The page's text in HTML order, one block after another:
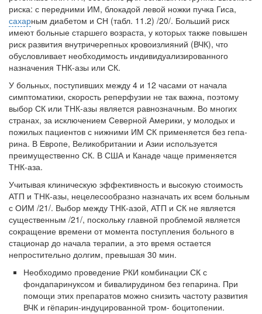
риска: с передними ИМ, блокадой левой ножки пучка Гиса,
сахар­ным диабетом и СН (табл. 11.2) /20/. Больший риск
имеют больные старшего возраста, у которых также повышен
риск развития внутричерепных кровоиз­лияний (ВЧК), что
обусловливает необходимость индивидуализированного
назначения ТНК-азы или СК.
У больных, поступивших между 4 и 12 часами от начала
симптоматики, скорость реперфузии не так важна, поэтому
выбор СК или ТНК-азы явля­ется равнозначным. Во многих
странах, за исключением Северной Америки, у молодых и
пожилых пациентов с нижними ИМ СК применяется без гепа­
рина. В Европе, Великобритании и Азии используется
преимущественно СК. В США и Канаде чаще применяется
ТНК-аза.
Учитывая клиническую эффективность и высокую стоимость
АТП и ТНК-азы, нецелесообразно назначать их всем больным
с ОИМ /21/. Вы­бор между ТНК-азой, АТП и СК не является
существенным /21/, поскольку главной проблемой является
сокращение времени от момента поступления больного в
стационар до начала терапии, а это время остается
непроститель­но долгим, превышая 30 мин.
Необходимо проведение РКИ комбинации СК с
фондапаринуксом и бивалирудином без гепарина. При
помощи этих препаратов мож­но снизить частоту развития
ВЧК и гёпарин-индуцированной тром- боцитопении.